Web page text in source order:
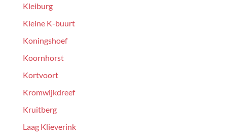
Kleiburg
Kleine K-buurt
Koningshoef
Koornhorst
Kortvoort
Kromwijkdreef
Kruitberg
Laag Klieverink